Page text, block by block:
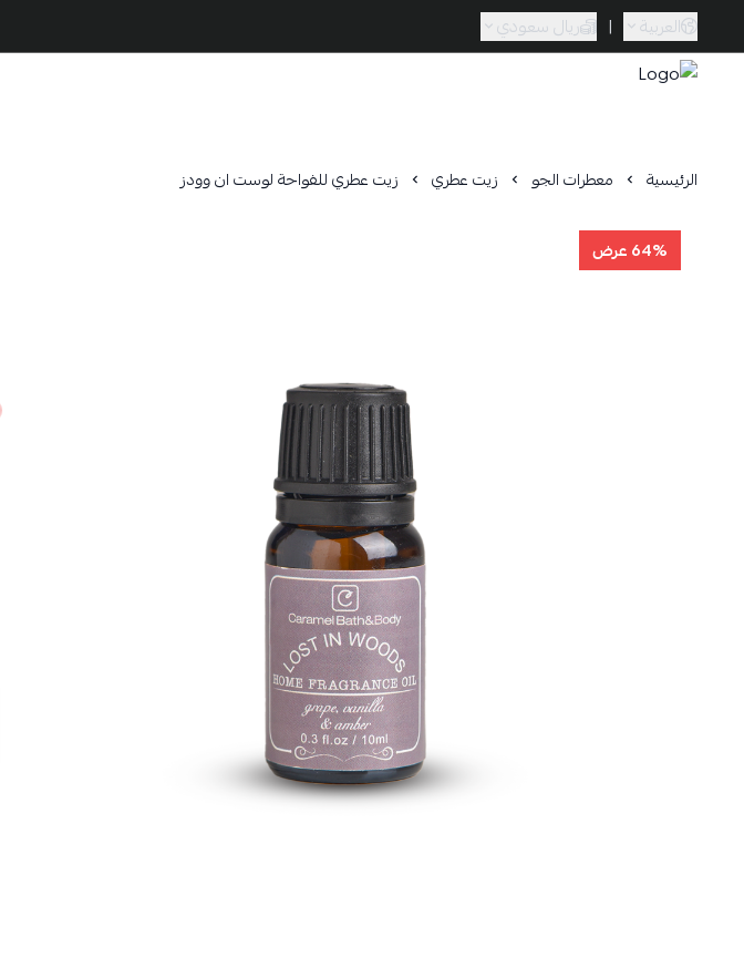
العربية | ريال سعودي
الرئيسية معطرات الجو زيت عطري زيت عطري للفواحة لوست ان وودز
64% عرض